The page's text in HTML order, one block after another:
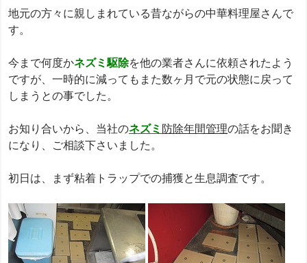
地元の方々に親しまれている昔ながらの中華料理屋さんで
す。
今まで何度かネズミ駆除を他の業者さんに依頼されたよう
ですが、一時的に減ってもまた数ヶ月で元の状態に戻って
しまうとの事でした。
お知り合いから、当社のネズミ 防除年間管理の話をお聞き
になり、ご相談下さいました。
初日は、まず粘着トラップでの捕獲と生息調査です。